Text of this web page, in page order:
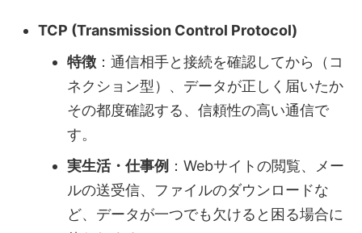
TCP (Transmission Control Protocol)
特徴 ：通信相手と接続を確認してから（コ
ネクション型）、データが正しく届いたか
その都度確認する、信頼性の高い通信で
す。
実生活・仕事例 ：Webサイトの閲覧、メー
ルの送受信、ファイルのダウンロードな
ど、データが一つでも欠けると困る場合に